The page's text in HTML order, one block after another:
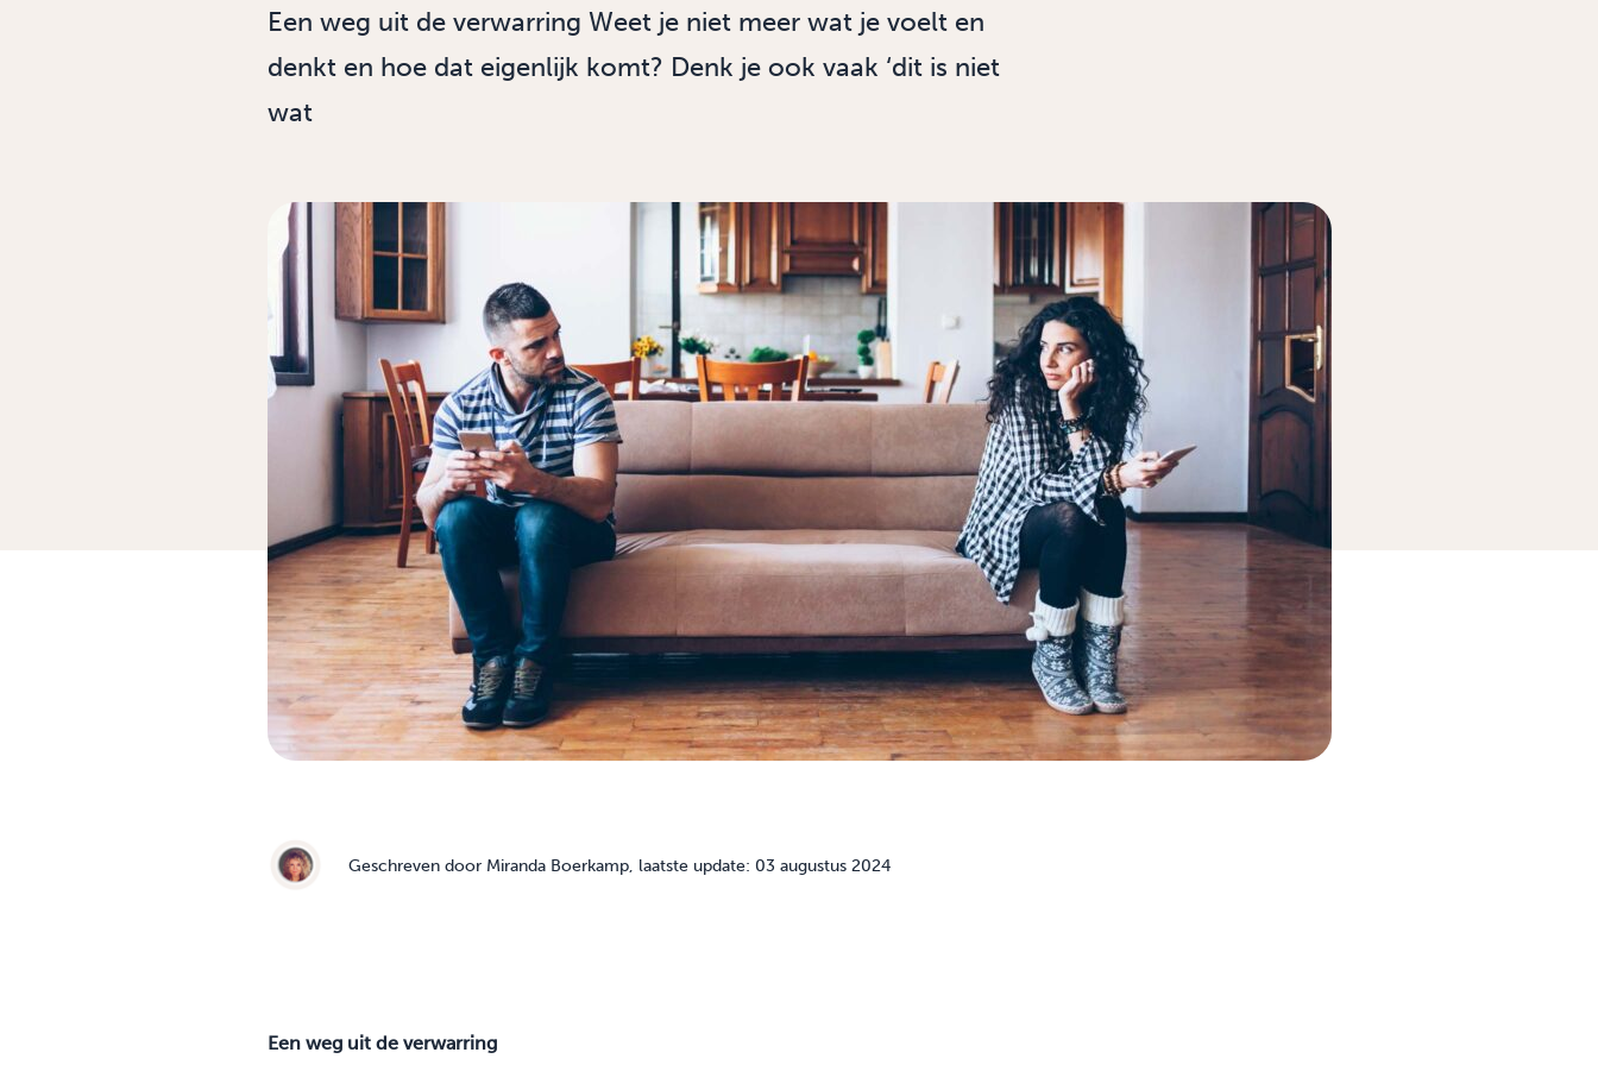
Een weg uit de verwarring Weet je niet meer wat je voelt en
denkt en hoe dat eigenlijk komt? Denk je ook vaak ‘dit is niet
wat
Geschreven door Miranda Boerkamp, laatste update: 03 augustus 2024
Een weg uit de verwarring